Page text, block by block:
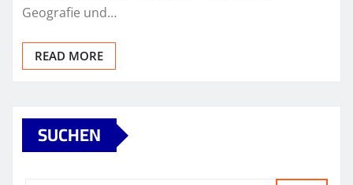
Geografie und…
READ MORE
SUCHEN